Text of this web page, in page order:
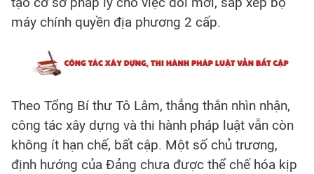
máy chính quyền địa phương 2 cấp.
Theo Tổng Bí thư Tô Lâm, thẳng thắn nhìn nhận,
công tác xây dựng và thi hành pháp luật vẫn còn
không ít hạn chế, bất cập. Một số chủ trương,
định hướng của Đảng chưa được thể chế hóa kịp